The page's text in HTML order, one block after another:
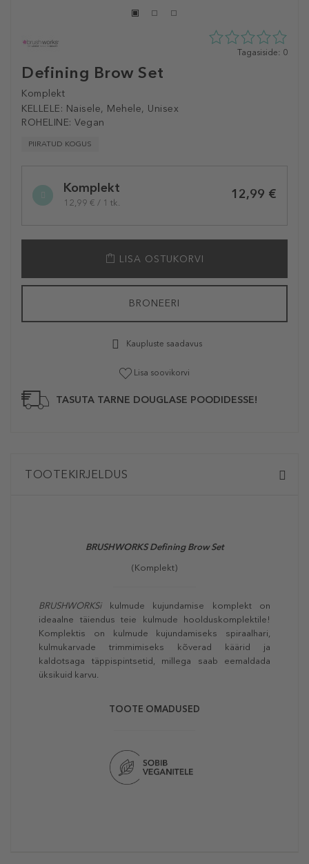
Defining Brow Set
Komplekt
KELLELE: Naisele, Mehele, Unisex
ROHELINE: Vegan
PIIRATUD KOGUS
0
Tagasiside: 0
variationKomplekt
12,99 € / 1 tk.
12,99 €
LISA OSTUKORVI
BRONEERI
Kaupluste saadavus
Lisa soovikorvi
TASUTA TARNE DOUGLASE POODIDESSE!
TOOTEKIRJELDUS
BRUSHWORKS Defining Brow Set
(Komplekt)
BRUSHWORKSikulmude kujundamise komplekt on
ideaalne täiendus teie kulmude hoolduskomplektile!
Komplektis on kulmude kujundamiseks spiraalhari,
kulmukarvade trimmimiseks kõverad käärid ja
kaldotsaga täppispintsetid, millega saab eemaldada
üksikuid karvu.
TOOTE OMADUSED